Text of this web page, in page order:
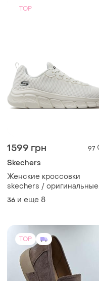
TOP
1599 грн 97
Skechers
Женские кроссовки
skechers / оригинальные
кроссовки белого цвета
36 и еще 8
TOP